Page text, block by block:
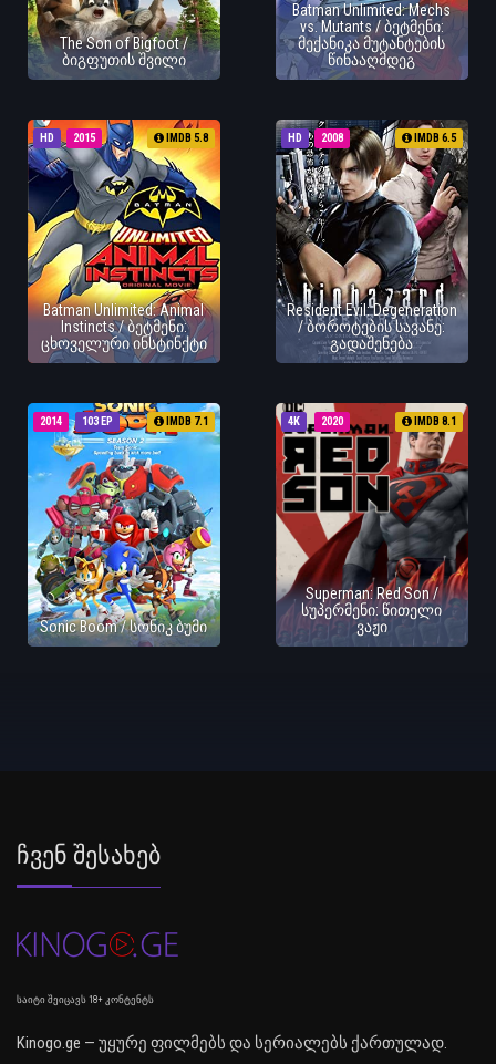
The Son of Bigfoot /
ბიგფუთის შვილი
Batman Unlimited: Mechs
vs. Mutants / ბეტმენი:
მექანიკა მუტანტების
წინააღმდეგ
HD 2015 IMDB 5.8
Batman Unlimited: Animal
Instincts / ბეტმენი:
ცხოველური ინსტინქტი
HD 2008 IMDB 6.5
Resident Evil: Degeneration
/ ბოროტების სავანე:
გადაშენება
103 EP
2014 IMDB 7.1
Sonic Boom / სონიკ ბუმი
4K 2020 IMDB 8.1
Superman: Red Son /
სუპერმენი: წითელი
ვაჟი
Ჩვენ Შესახებ
საიტი შეიცავს 18+ კონტენტს
Kinogo.ge — უყურე ფილმებს და სერიალებს ქართულად.